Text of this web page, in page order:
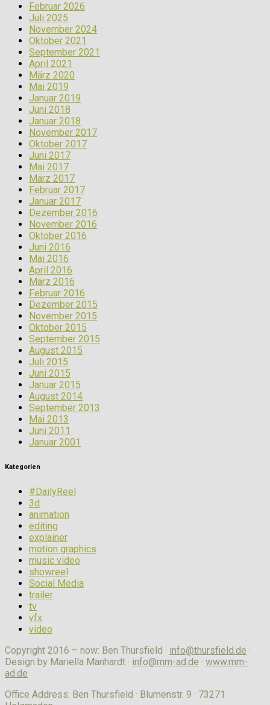
Februar 2026
Juli 2025
November 2024
Oktober 2021
September 2021
April 2021
März 2020
Mai 2019
Januar 2019
Juni 2018
Januar 2018
November 2017
Oktober 2017
Juni 2017
Mai 2017
März 2017
Februar 2017
Januar 2017
Dezember 2016
November 2016
Oktober 2016
Juni 2016
Mai 2016
April 2016
März 2016
Februar 2016
Dezember 2015
November 2015
Oktober 2015
September 2015
August 2015
Juli 2015
Juni 2015
Januar 2015
August 2014
September 2013
Mai 2013
Juni 2011
Januar 2001
Kategorien
#DailyReel
3d
animation
editing
explainer
motion graphics
music video
showreel
Social Media
trailer
tv
vfx
video
Copyright 2016 – now: Ben Thursfield · info@thursfield.de ·
Design by Mariella Manhardt · info@mm-ad.de · www.mm-
ad.de
Office Address: Ben Thursfield · Blumenstr. 9 · 73271